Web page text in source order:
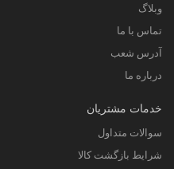
وبلاگ
تماس با ما
آدرس شعب
درباره ما
خدمات مشتریان
سوالات متداول
شرایط بازگشت کالا